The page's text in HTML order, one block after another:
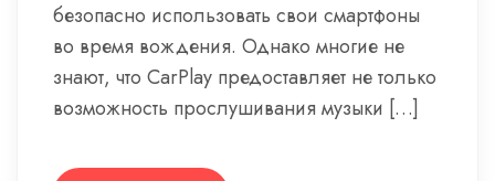
безопасно использовать свои смартфоны
во время вождения. Однако многие не
знают, что CarPlay предоставляет не только
возможность прослушивания музыки […]